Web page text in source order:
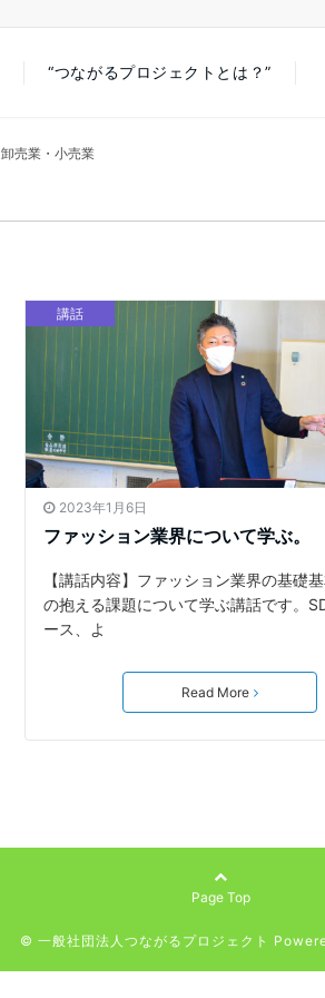
“つながるプロジェクトとは？”
卸売業・小売業
講話
2023年1月6日
ファッション業界について学ぶ。
【講話内容】ファッション業界の基礎
の抱える課題について学ぶ講話です。
ース、よ
Read More
Page Top
© 一般社団法人つながるプロジェクト